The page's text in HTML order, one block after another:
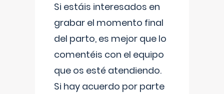
Si estáis interesados en
grabar el momento final
del parto, es mejor que lo
comentéis con el equipo
que os esté atendiendo.
Si hay acuerdo por parte